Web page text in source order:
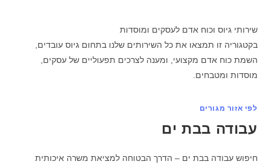
שירותי גיוס וכוח אדם לעסקים ומוסדות
בקטגוריה זו תמצאו את כל השירותים שלנו בתחום גיוס עובדים,
השמת כוח אדם מקצועי, ומענה לצרכים תפעוליים של עסקים,
מוסדות ומטבחים.
לפי אזור מגורים
עבודה בבת ים
חיפוש עבודה בבת ים – הדרך הבטוחה למציאת משרה איכותית